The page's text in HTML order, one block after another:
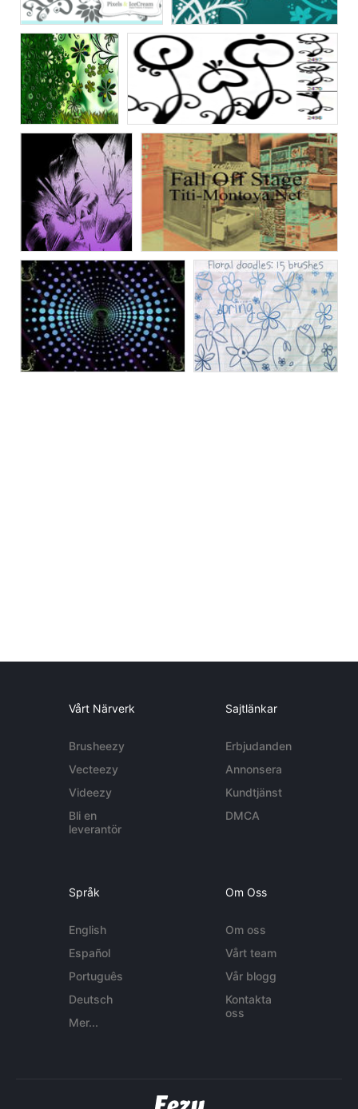
Vårt Närverk
Brusheezy
Vecteezy
Videezy
Bli en
leverantör
Sajtlänkar
Erbjudanden
Annonsera
Kundtjänst
DMCA
Språk
English
Español
Português
Deutsch
Mer...
Om Oss
Om oss
Vårt team
Vår blogg
Kontakta
oss